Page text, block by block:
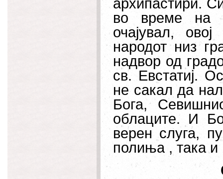
архипастири.
во време на
очајувал,
народот низ
надвор од
св. Евстатиј.
не сакал да
Бога,
облаците. И
верен слуга,
полиња , така и